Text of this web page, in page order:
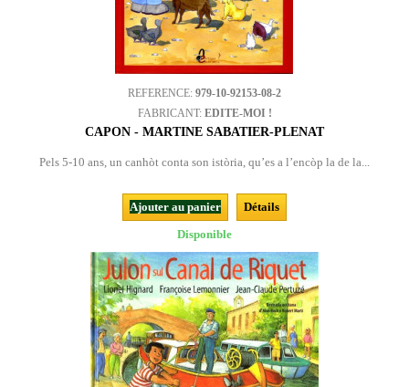
REFERENCE: 979-10-92153-08-2
FABRICANT: EDITE-MOI !
CAPON - MARTINE SABATIER-PLENAT
Pels 5-10 ans, un canhòt conta son istòria, qu’es a l’encòp la de la...
Ajouter au panier
Détails
Disponible